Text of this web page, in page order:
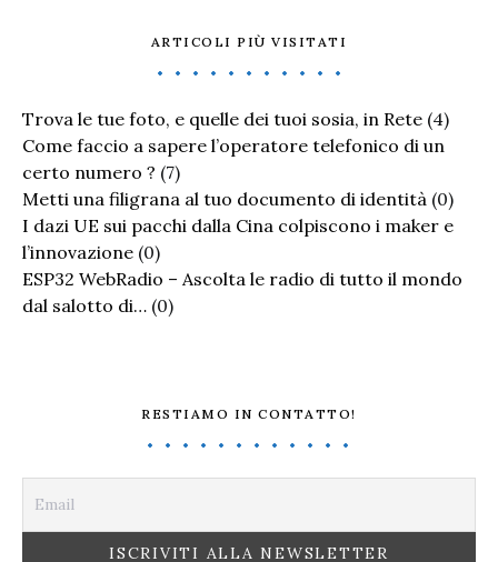
ARTICOLI PIÙ VISITATI
Trova le tue foto, e quelle dei tuoi sosia, in Rete (4)
Come faccio a sapere l’operatore telefonico di un
certo numero ? (7)
Metti una filigrana al tuo documento di identità (0)
I dazi UE sui pacchi dalla Cina colpiscono i maker e
l’innovazione (0)
ESP32 WebRadio – Ascolta le radio di tutto il mondo
dal salotto di… (0)
RESTIAMO IN CONTATTO!